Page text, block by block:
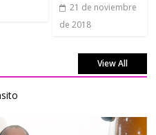
21 de noviembre
de 2018
View All